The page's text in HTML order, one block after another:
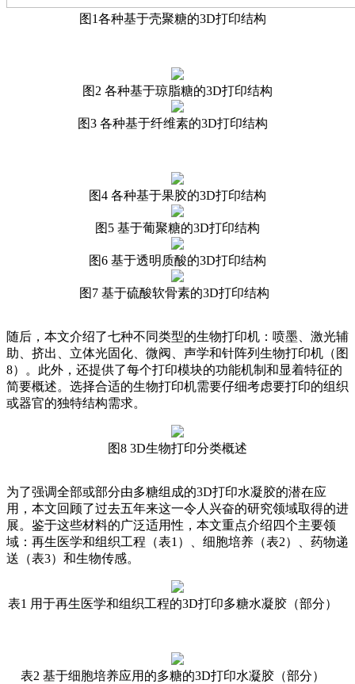
图1各种基于壳聚糖的3D打印结构
图2 各种基于琼脂糖的3D打印结构
图3 各种基于纤维素的3D打印结构
图4 各种基于果胶的3D打印结构
图5 基于葡聚糖的3D打印结构
图6 基于透明质酸的3D打印结构
图7 基于硫酸软骨素的3D打印结构
随后，本文介绍了七种不同类型的生物打印机：喷墨、激光辅
助、挤出、立体光固化、微阀、声学和针阵列生物打印机（图
8）。此外，还提供了每个打印模块的功能机制和显着特征的
简要概述。选择合适的生物打印机需要仔细考虑要打印的组织
或器官的独特结构需求。
图8 3D生物打印分类概述
为了强调全部或部分由多糖组成的3D打印水凝胶的潜在应
用，本文回顾了过去五年来这一令人兴奋的研究领域取得的进
展。鉴于这些材料的广泛适用性，本文重点介绍四个主要领
域：再生医学和组织工程（表1）、细胞培养（表2）、药物递
送（表3）和生物传感。
表1 用于再生医学和组织工程的3D打印多糖水凝胶（部分）
表2 基于细胞培养应用的多糖的3D打印水凝胶（部分）